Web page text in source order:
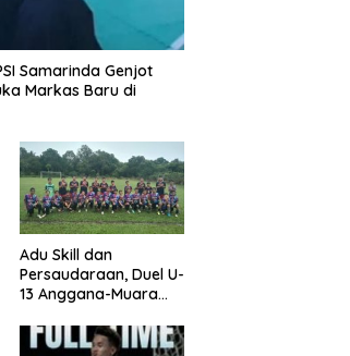
Samarinda Genjot
Markas Baru di
Adu Skill dan
Persaudaraan, Duel U-
13 Anggana-Muara
Meriah